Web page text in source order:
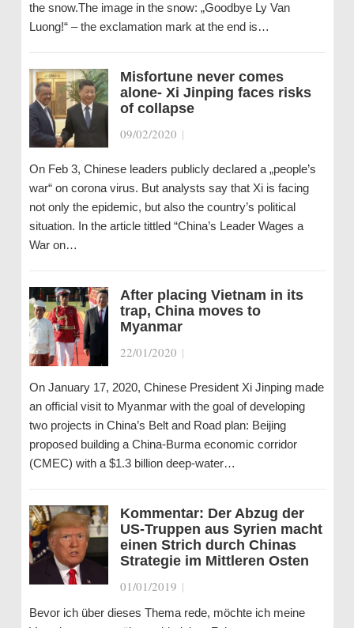
the snow.The image in the snow: „Goodbye Ly Van
Luong!“ – the exclamation mark at the end is…
Misfortune never comes
alone- Xi Jinping faces risks
of collapse
09/02/2020 |
On Feb 3, Chinese leaders publicly declared a „people’s
war“ on corona virus. But analysts say that Xi is facing
not only the epidemic, but also the country’s political
situation. In the article tittled “China’s Leader Wages a
War on…
After placing Vietnam in its
trap, China moves to
Myanmar
22/01/2020 |
On January 17, 2020, Chinese President Xi Jinping made
an official visit to Myanmar with the goal of developing
two projects in China’s Belt and Road plan: Beijing
proposed building a China-Burma economic corridor
(CMEC) with a $1.3 billion deep-water…
Kommentar: Der Abzug der
US-Truppen aus Syrien macht
einen Strich durch Chinas
Strategie im Mittleren Osten
01/01/2019 |
Bevor ich über dieses Thema rede, möchte ich meine